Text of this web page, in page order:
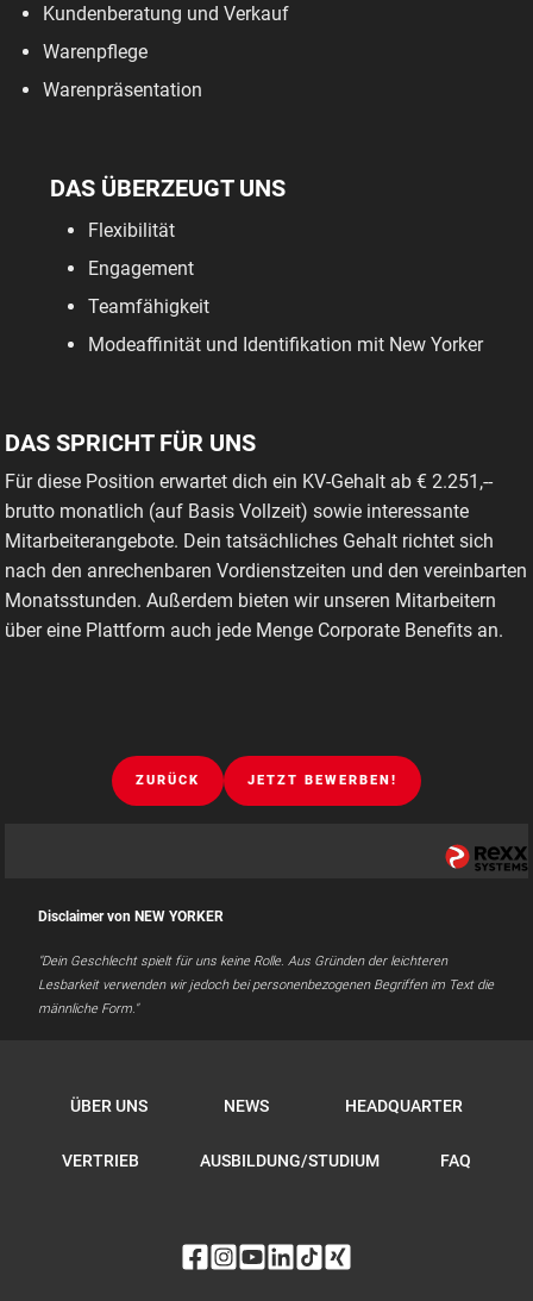
Kundenberatung und Verkauf
Warenpflege
Warenpräsentation
DAS ÜBERZEUGT UNS
Flexibilität
Engagement
Teamfähigkeit
Modeaffinität und Identifikation mit New Yorker
DAS SPRICHT FÜR UNS
Für diese Position erwartet dich ein KV-Gehalt ab € 2.251,--
brutto monatlich (auf Basis Vollzeit) sowie interessante
Mitarbeiterangebote. Dein tatsächliches Gehalt richtet sich
nach den anrechenbaren Vordienstzeiten und den vereinbarten
Monatsstunden. Außerdem bieten wir unseren Mitarbeitern
über eine Plattform auch jede Menge Corporate Benefits an.
ZURÜCK JETZT BEWERBEN!
Disclaimer von NEW YORKER
"Dein Geschlecht spielt für uns keine Rolle. Aus Gründen der leichteren
Lesbarkeit verwenden wir jedoch bei personenbezogenen Begriffen im Text die
männliche Form."
ÜBER UNS NEWS HEADQUARTER
VERTRIEB AUSBILDUNG/STUDIUM FAQ